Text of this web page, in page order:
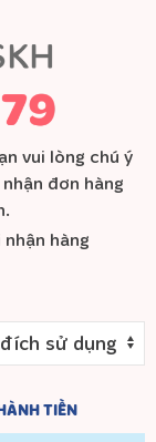
vui lòng chú ý
đơn hàng
hàng
TIỀN